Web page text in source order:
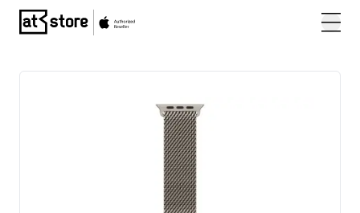
Posjetite početnu stranicu AT Store